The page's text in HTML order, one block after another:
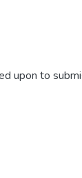
upon to